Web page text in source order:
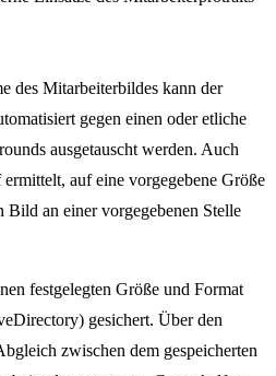
des Mitarbeiterbildes kann der
gegen einen oder etliche
ausgetauscht werden. Auch
auf eine vorgegebene Größe
Bild an einer vorgegebenen Stelle
festgelegten Größe und Format
gesichert. Über den
zwischen dem gespeicherten